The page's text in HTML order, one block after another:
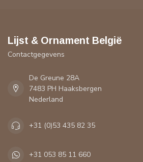
Lijst & Ornament België
Contactgegevens
De Greune 28A
7483 PH Haaksbergen
Nederland
+31 (0)53 435 82 35
+31 053 85 11 660